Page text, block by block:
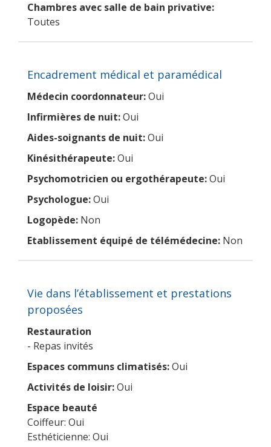
Chambres avec salle de bain privative:
Toutes
Encadrement médical et paramédical
Médecin coordonnateur:Oui
Infirmières de nuit:Oui
Aides-soignants de nuit:Oui
Kinésithérapeute:Oui
Psychomotricien ou ergothérapeute:Oui
Psychologue:Oui
Logopède: Non
Etablissement équipé de télémédecine: Non
Vie dans l’établissement et prestations
proposées
Restauration
- Repas invités
Espaces communs climatisés:Oui
Activités de loisir:Oui
Espace beauté
Coiffeur: Oui
Esthéticienne: Oui